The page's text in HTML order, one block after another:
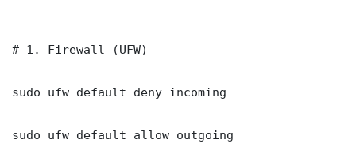
# 1. Firewall (UFW)
sudo ufw default deny incoming
sudo ufw default allow outgoing